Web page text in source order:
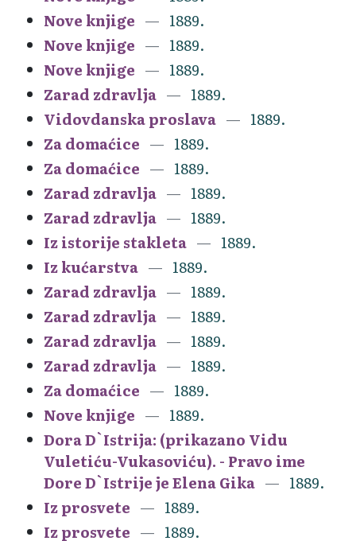
Nove knjige
1889.
Nove knjige
1889.
Nove knjige
1889.
Zarad zdravlja
1889.
Vidovdanska proslava
1889.
Za domaćice
1889.
Za domaćice
1889.
Zarad zdravlja
1889.
Zarad zdravlja
1889.
Iz istorije stakleta
1889.
Iz kućarstva
1889.
Zarad zdravlja
1889.
Zarad zdravlja
1889.
Zarad zdravlja
1889.
Zarad zdravlja
1889.
Za domaćice
1889.
Nove knjige
1889.
Dora D`Istrija: (prikazano Vidu
Vuletiću-Vukasoviću). - Pravo ime
Dore D`Istrije je Elena Gika
1889.
Iz prosvete
1889.
Iz prosvete
1889.